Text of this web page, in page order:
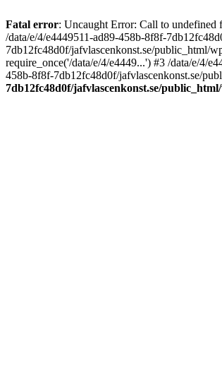
Fatal error: Uncaught Error: Call to undefined
/data/e/4/e4449511-ad89-458b-8f8f-
7db12fc48d0f/jafvlascenkonst.se/public_html/
require_once('/data/e/4/e4449...') #3 /data/e/4/
458b-8f8f-7db12fc48d0f/jafvlascenkonst.se/
7db12fc48d0f/jafvlascenkonst.se/